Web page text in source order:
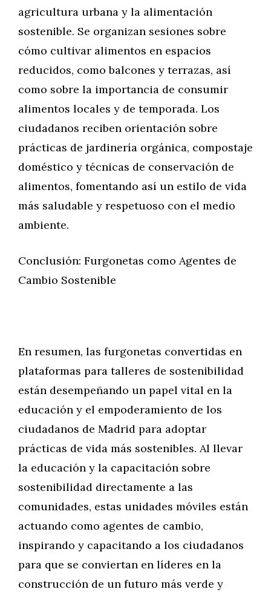
agricultura urbana y la alimentación
sostenible. Se organizan sesiones sobre
cómo cultivar alimentos en espacios
reducidos, como balcones y terrazas, así
como sobre la importancia de consumir
alimentos locales y de temporada. Los
ciudadanos reciben orientación sobre
prácticas de jardinería orgánica, compostaje
doméstico y técnicas de conservación de
alimentos, fomentando así un estilo de vida
más saludable y respetuoso con el medio
ambiente.
Conclusión: Furgonetas como Agentes de
Cambio Sostenible
En resumen, las furgonetas convertidas en
plataformas para talleres de sostenibilidad
están desempeñando un papel vital en la
educación y el empoderamiento de los
ciudadanos de Madrid para adoptar
prácticas de vida más sostenibles. Al llevar
la educación y la capacitación sobre
sostenibilidad directamente a las
comunidades, estas unidades móviles están
actuando como agentes de cambio,
inspirando y capacitando a los ciudadanos
para que se conviertan en líderes en la
construcción de un futuro más verde y